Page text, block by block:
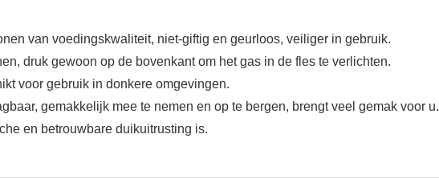
van voedingskwaliteit, niet-giftig en geurloos, veiliger in gebruik.
druk gewoon op de bovenkant om het gas in de fles te verlichten.
voor gebruik in donkere omgevingen.
gemakkelijk mee te nemen en op te bergen, brengt veel gemak voor u.
en betrouwbare duikuitrusting is.